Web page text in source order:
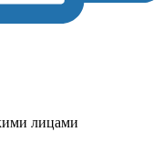
лицами